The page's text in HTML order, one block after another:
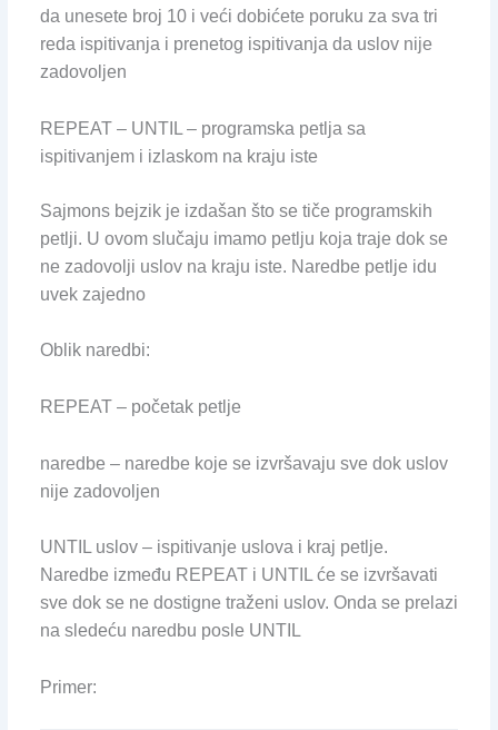
da unesete broj 10 i veći dobićete poruku za sva tri
reda ispitivanja i prenetog ispitivanja da uslov nije
zadovoljen
REPEAT – UNTIL – programska petlja sa
ispitivanjem i izlaskom na kraju iste
Sajmons bejzik je izdašan što se tiče programskih
petlji. U ovom slučaju imamo petlju koja traje dok se
ne zadovolji uslov na kraju iste. Naredbe petlje idu
uvek zajedno
Oblik naredbi:
REPEAT – početak petlje
naredbe – naredbe koje se izvršavaju sve dok uslov
nije zadovoljen
UNTIL uslov – ispitivanje uslova i kraj petlje.
Naredbe između REPEAT i UNTIL će se izvršavati
sve dok se ne dostigne traženi uslov. Onda se prelazi
na sledeću naredbu posle UNTIL
Primer: